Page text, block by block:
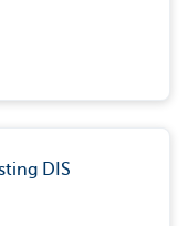
DIS